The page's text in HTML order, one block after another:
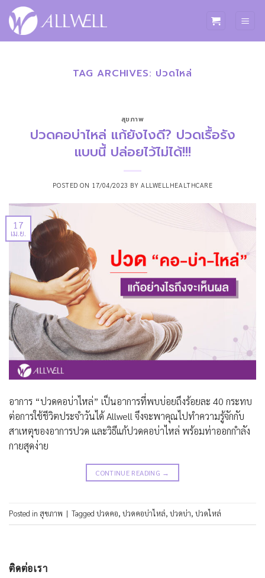
ข้าม
ไป
TAG ARCHIVES: ปวดไหล่
สุขภาพ
ปวดคอบ่าไหล่ แก้ยังไงดี? ปวดเรื้อรัง
แบบนี้ ปล่อยไว้ไม่ได้!!!
POSTED ON 17/04/2023 BY ALLWELLHEALTHCARE
17
เม.ย.
อาการ “ปวดคอบ่าไหล่” เป็นอาการที่พบบ่อยถึงร้อยละ 40 กระทบ
ต่อการใช้ชีวิตประจำวันได้ Allwell จึงจะพาคุณไปทำความรู้จักกับ
สาเหตุของอาการปวด และวิธีแก้ปวดคอบ่าไหล่ พร้อมท่าออกกำลัง
กายสุดง่าย
CONTINUE READING →
Posted in สุขภาพ | Tagged ปวดคอ, ปวดคอบ่าไหล่, ปวดบ่า, ปวดไหล่
ติดต่อเรา